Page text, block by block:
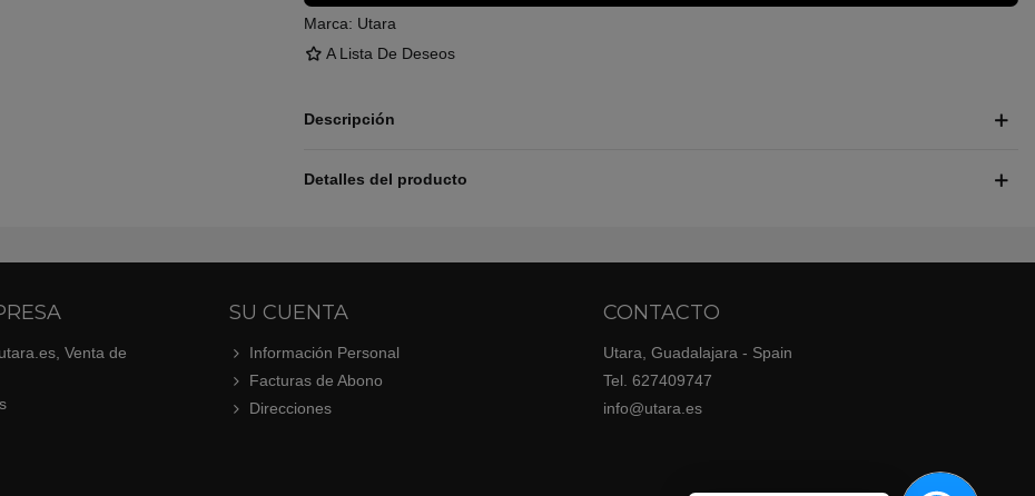
Marca: Utara
A Lista De Deseos
Descripción
Detalles del producto
Venta de
SU CUENTA
Información Personal
Facturas de Abono
Direcciones
CONTACTO
Utara, Guadalajara - Spain
Tel. 627409747
info@utara.es